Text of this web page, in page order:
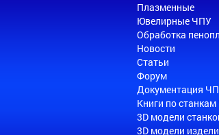
Плазменные
Ювелирные ЧПУ
Обработка
Новости
Статьи
Форум
Документация
Книги по
3D модели
3D модели